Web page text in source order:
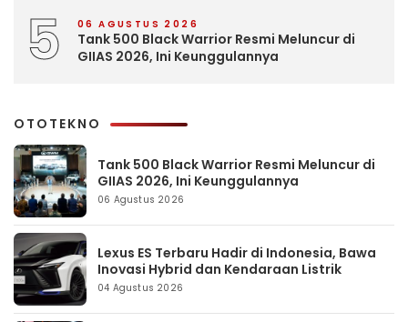
5 06 AGUSTUS 2026
Tank 500 Black Warrior Resmi Meluncur di
GIIAS 2026, Ini Keunggulannya
OTOTEKNO
Tank 500 Black Warrior Resmi Meluncur di
GIIAS 2026, Ini Keunggulannya
06 Agustus 2026
Lexus ES Terbaru Hadir di Indonesia, Bawa
Inovasi Hybrid dan Kendaraan Listrik
04 Agustus 2026